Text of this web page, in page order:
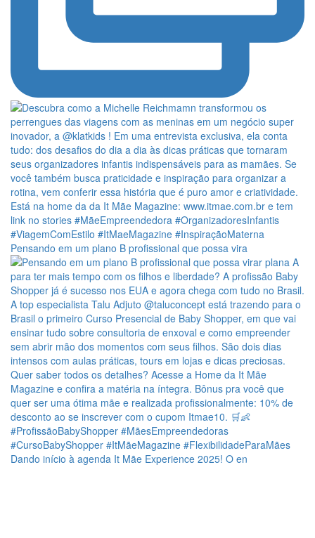
Pensando em um plano B profissional que possa vira
Dando início à agenda It Mãe Experience 2025! O en